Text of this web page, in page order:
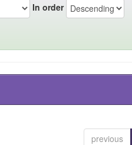
In order
previous